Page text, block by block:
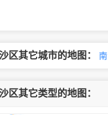
区其它城市的地图：
区其它类型的地图：